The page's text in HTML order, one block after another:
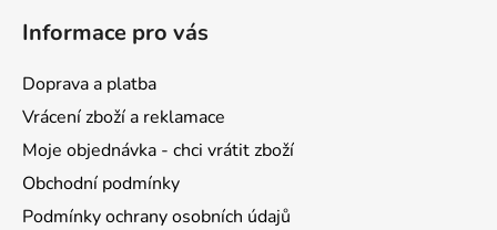
Informace pro vás
Doprava a platba
Vrácení zboží a reklamace
Moje objednávka - chci vrátit zboží
Obchodní podmínky
Podmínky ochrany osobních údajů